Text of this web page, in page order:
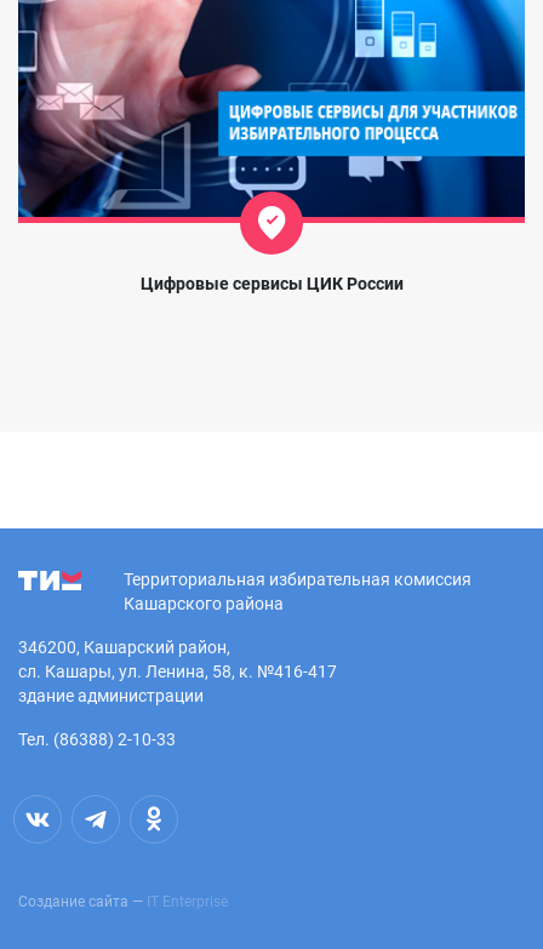
Цифровые сервисы ЦИК России
Территориальная избирательная комиссия
Кашарского района
346200, Кашарский район,
сл. Кашары, ул. Ленина, 58, к. №416-417
здание администрации
Тел. (86388) 2-10-33
Создание сайта — IT Enterprise